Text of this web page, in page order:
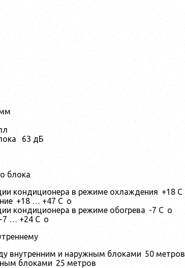
63 дБ
блока
кондиционера в режиме охлаждения +18 C
+18 … +47 C o
кондиционера в режиме обогрева -7 C o
-7 … +24 C o
внутренним и наружным блоками 50 метров
блоками 25 метров